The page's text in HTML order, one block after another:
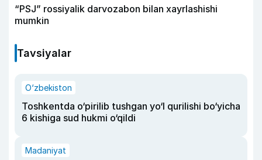
“PSJ” rossiyalik darvozabon bilan xayrlashishi
mumkin
Tavsiyalar
O‘zbekiston
Toshkentda o‘pirilib tushgan yo‘l qurilishi bo‘yicha
6 kishiga sud hukmi o‘qildi
Madaniyat